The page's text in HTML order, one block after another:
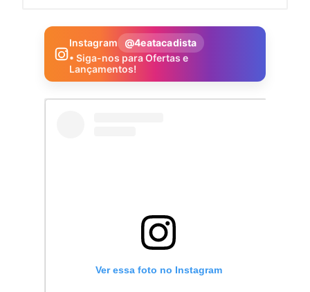
Instagram
@4eatacadista
• Siga-nos para Ofertas e
Lançamentos!
Ver essa foto no Instagram